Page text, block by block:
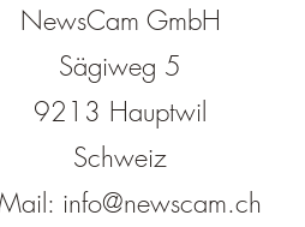
NewsCam GmbH
Sägiweg 5
9213 Hauptwil
Schweiz
info@newscam.ch